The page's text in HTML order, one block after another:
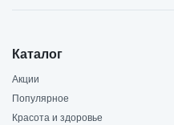
Каталог
Акции
Популярное
Красота и здоровье